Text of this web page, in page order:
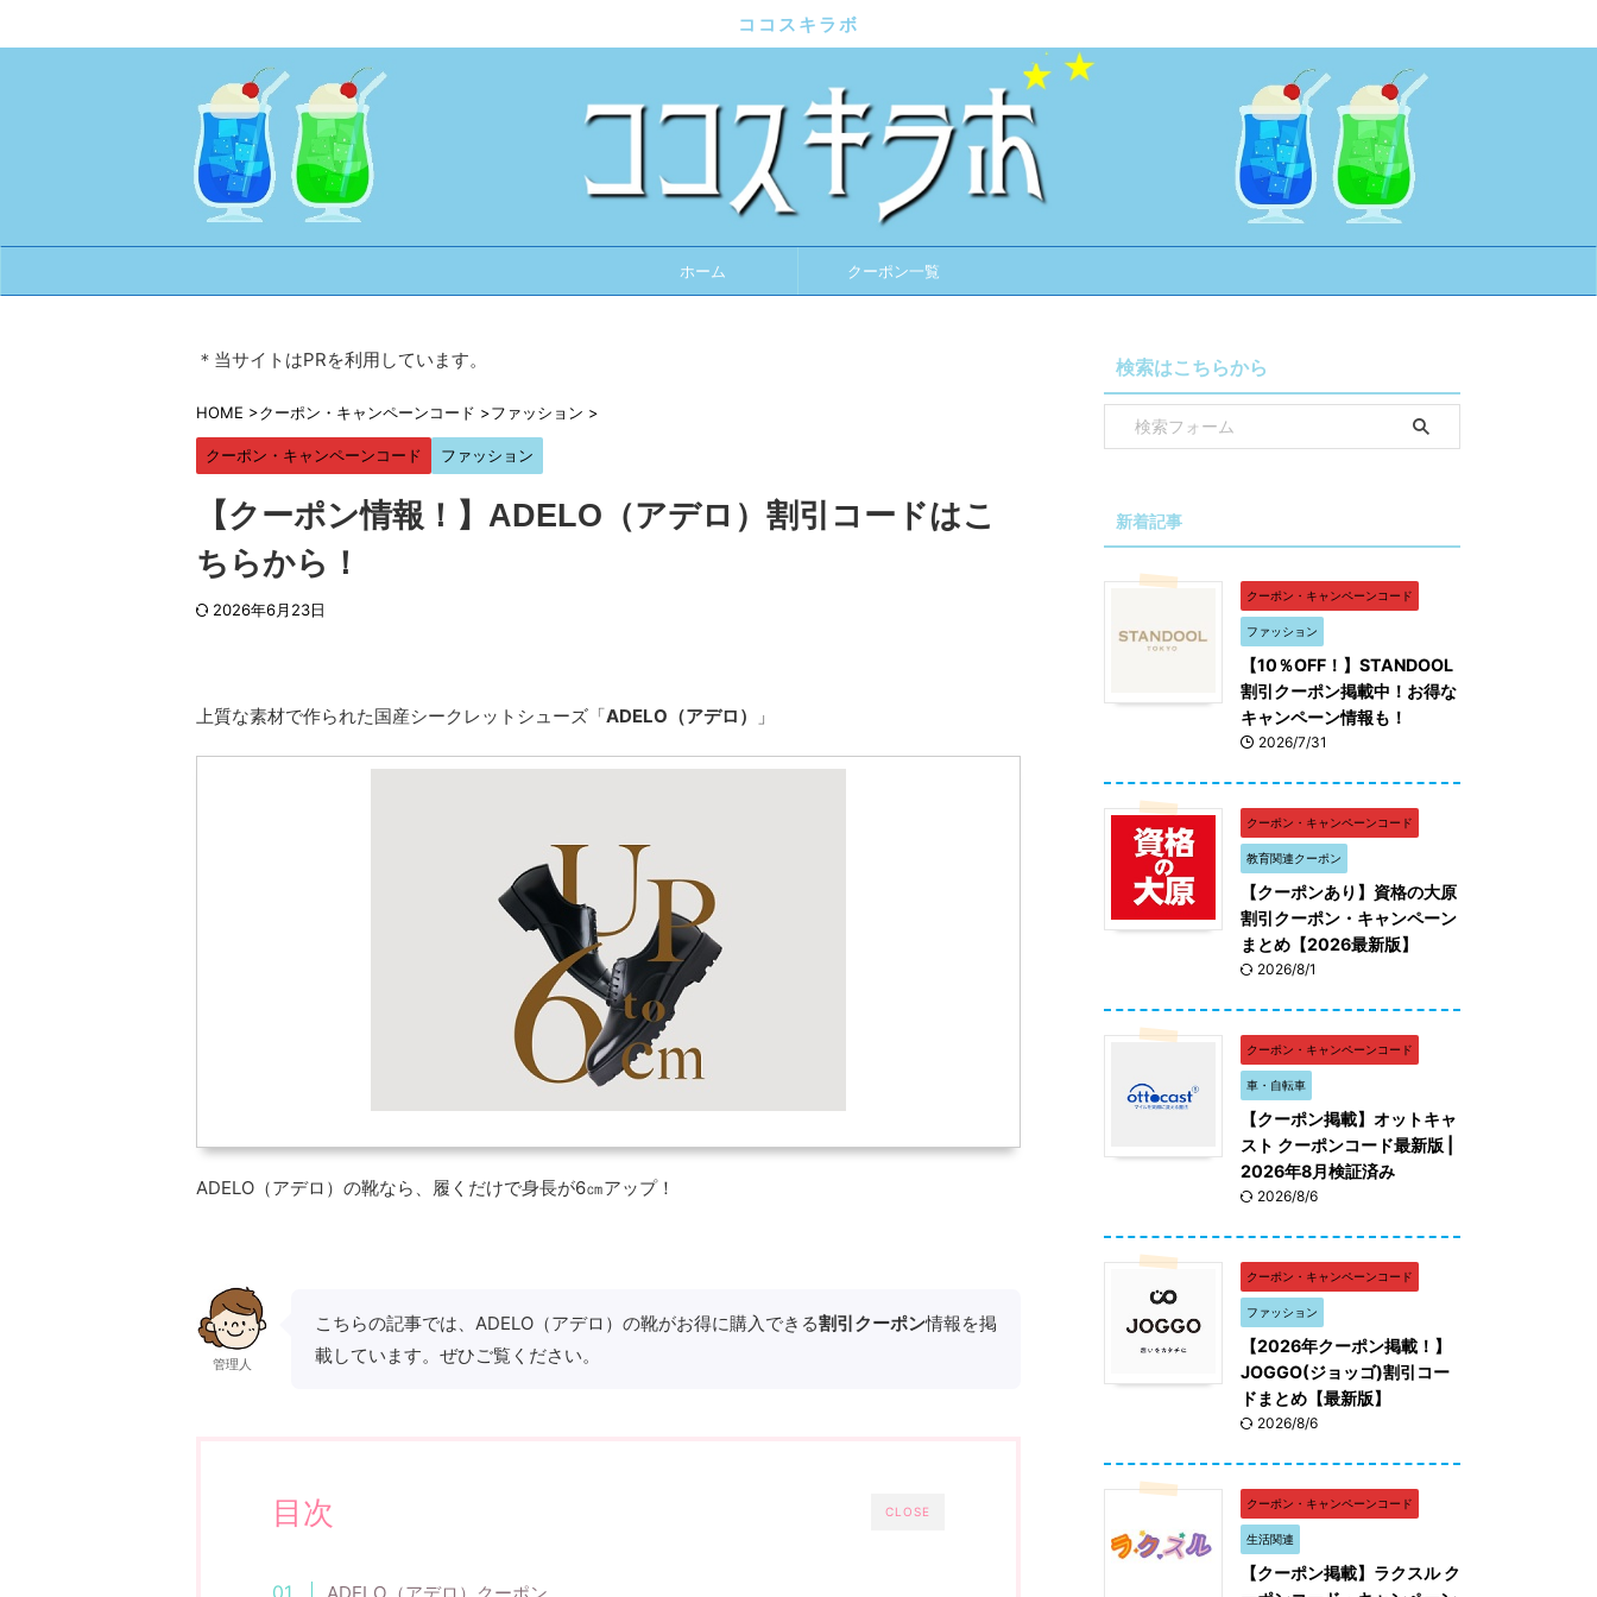
ココスキラボ
ホーム クーポン一覧
＊当サイトはPRを利用しています。
HOME >クーポン・キャンペーンコード >ファッション >
クーポン・キャンペーンコード ファッション
【クーポン情報！】ADELO（アデロ）割引コードはこ
ちらから！
2026年6月23日
上質な素材で作られた国産シークレットシューズ「ADELO（アデロ） 」
ADELO（アデロ）の靴なら、履くだけで身長が6㎝アップ！
管理人
こちらの記事では、ADELO（アデロ）の靴がお得に購入できる割引クーポン情報を掲
載しています。ぜひご覧ください。
CLOSE
目次
ADELO（アデロ）クーポン
検索はこちらから
新着記事
クーポン・キャンペーンコード
ファッション
【10％OFF！】STANDOOL
割引クーポン掲載中！お得な
キャンペーン情報も！
2026/7/31
クーポン・キャンペーンコード
教育関連クーポン
【クーポンあり】資格の大原
割引クーポン・キャンペーン
まとめ【2026最新版】
2026/8/1
クーポン・キャンペーンコード
車・自転車
【クーポン掲載】オットキャ
スト クーポンコード最新版 |
2026年8月検証済み
2026/8/6
クーポン・キャンペーンコード
ファッション
【2026年クーポン掲載！】
JOGGO(ジョッゴ)割引コー
ドまとめ【最新版】
2026/8/6
クーポン・キャンペーンコード
生活関連
【クーポン掲載】ラクスル ク